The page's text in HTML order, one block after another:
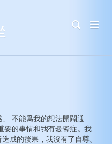
不能爲我的想法開闢通
要的事情和我有憂鬱症。我
成的後果，我沒有了自尊。